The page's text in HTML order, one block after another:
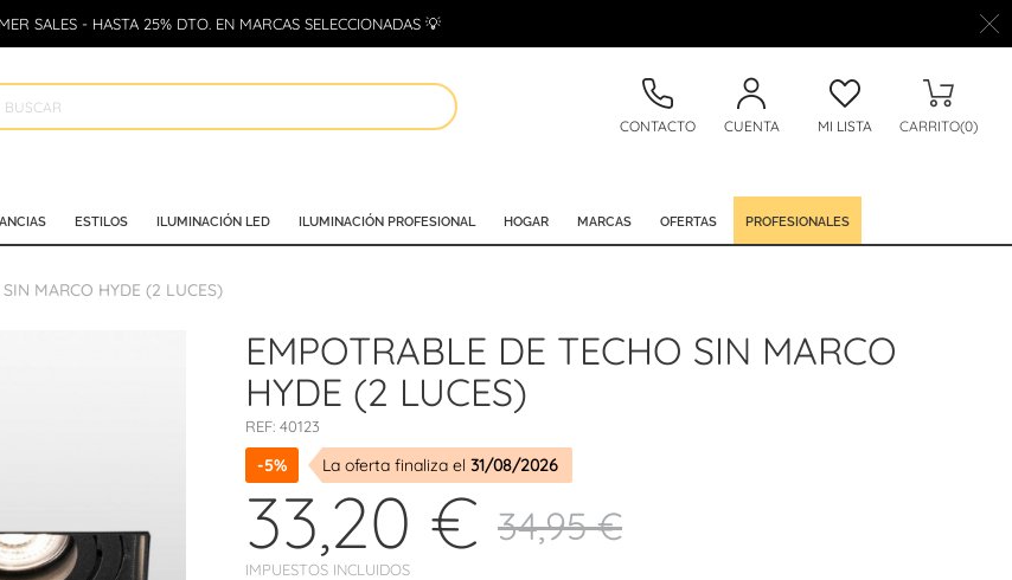
SALES - HASTA 25% DTO. EN MARCAS SELECCIONADAS 💡
CONTACTO CUENTA MI LISTA CARRITO(0)
ESTILOS ILUMINACIÓN LED ILUMINACIÓN PROFESIONAL HOGAR MARCAS OFERTAS PROFESIONALES
MARCO HYDE (2 LUCES)
EMPOTRABLE DE TECHO SIN MARCO
HYDE (2 LUCES)
REF: 40123
-5% La oferta finaliza el 31/08/2026
33,20 €
IMPUESTOS INCLUIDOS
34,95 €